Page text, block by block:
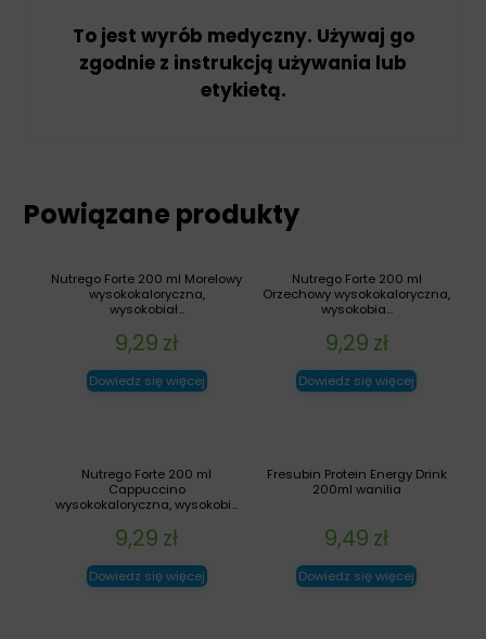
To jest wyrób medyczny. Używaj go
zgodnie z instrukcją używania lub
etykietą.
Powiązane produkty
Nutrego Forte 200 ml
Orzechowy wysokokaloryczna,
wysokobia...
9,29 zł
Dowiedz się więcej
Nutrego Forte 200 ml Morelowy
wysokokaloryczna,
wysokobiał...
9,29 zł
Dowiedz się więcej
Fresubin Protein Energy Drink
200ml wanilia
9,49 zł
Dowiedz się więcej
Nutrego Forte 200 ml
Cappuccino
wysokokaloryczna, wysokobi...
9,29 zł
Dowiedz się więcej